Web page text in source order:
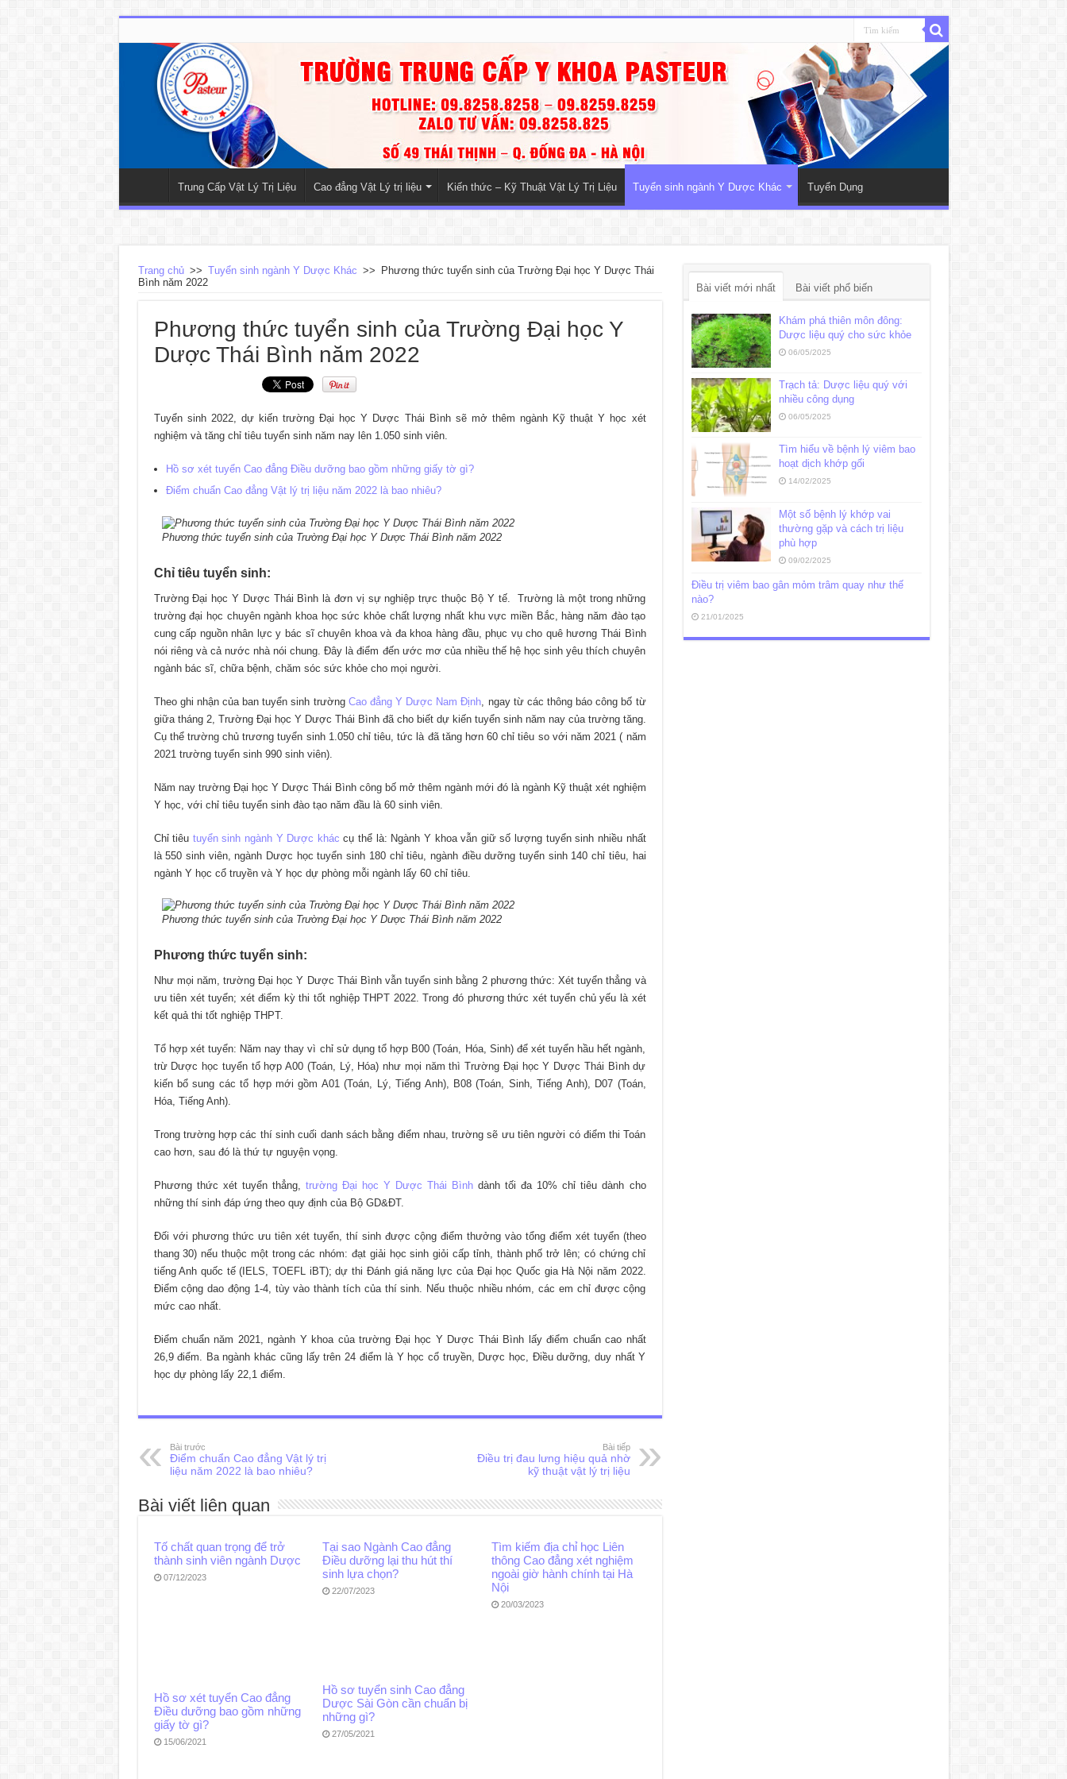
Trung Cấp Vật Lý Trị Liệu Cao đẳng Vật Lý trị liệu Kiến thức – Kỹ Thuật Vật Lý Trị Liệu Tuyển sinh ngành Y Dược Khác Tuyển Dụng
Trang chủ >> Tuyển sinh ngành Y Dược Khác >>
Phương thức tuyển sinh của Trường Đại học Y Dược Thái
Bình năm 2022
Phương thức tuyển sinh của Trường Đại học Y
Dược Thái Bình năm 2022
Tuyển sinh 2022, dự kiến trường Đại học Y Dược Thái Bình sẽ mở thêm ngành Kỹ thuật Y học xét
nghiệm và tăng chỉ tiêu tuyển sinh năm nay lên 1.050 sinh viên.
Hồ sơ xét tuyển Cao đẳng Điều dưỡng bao gồm những giấy tờ gì?
Điểm chuẩn Cao đẳng Vật lý trị liệu năm 2022 là bao nhiêu?
Phương thức tuyển sinh của Trường Đại học Y Dược Thái Bình năm 2022
Chỉ tiêu tuyển sinh:
Trường Đại học Y Dược Thái Bình là đơn vị sự nghiệp trực thuộc Bộ Y tế. Trường là một trong những
trường đại học chuyên ngành khoa học sức khỏe chất lượng nhất khu vực miền Bắc, hàng năm đào tạo
cung cấp nguồn nhân lực y bác sĩ chuyên khoa và đa khoa hàng đầu, phục vụ cho quê hương Thái Bình
nói riêng và cả nước nhà nói chung. Đây là điểm đến ước mơ của nhiều thế hệ học sinh yêu thích chuyên
ngành bác sĩ, chữa bệnh, chăm sóc sức khỏe cho mọi người.
Theo ghi nhận của ban tuyển sinh trường Cao đẳng Y Dược Nam Định , ngay từ các thông báo công bố từ
giữa tháng 2, Trường Đại học Y Dược Thái Bình đã cho biết dự kiến tuyển sinh năm nay của trường tăng.
Cụ thể trường chủ trương tuyển sinh 1.050 chỉ tiêu, tức là đã tăng hơn 60 chỉ tiêu so với năm 2021 ( năm
2021 trường tuyển sinh 990 sinh viên).
Năm nay trường Đại học Y Dược Thái Bình công bố mở thêm ngành mới đó là ngành Kỹ thuật xét nghiệm
Y học, với chỉ tiêu tuyển sinh đào tạo năm đầu là 60 sinh viên.
Chỉ tiêu tuyển sinh ngành Y Dược khác cụ thể là: Ngành Y khoa vẫn giữ số lượng tuyển sinh nhiều nhất
là 550 sinh viên, ngành Dược học tuyển sinh 180 chỉ tiêu, ngành điều dưỡng tuyển sinh 140 chỉ tiêu, hai
ngành Y học cổ truyền và Y học dự phòng mỗi ngành lấy 60 chỉ tiêu.
Phương thức tuyển sinh của Trường Đại học Y Dược Thái Bình năm 2022
Phương thức tuyển sinh:
Như mọi năm, trường Đại học Y Dược Thái Bình vẫn tuyển sinh bằng 2 phương thức: Xét tuyển thẳng và
ưu tiên xét tuyển; xét điểm kỳ thi tốt nghiệp THPT 2022. Trong đó phương thức xét tuyển chủ yếu là xét
kết quả thi tốt nghiệp THPT.
Tổ hợp xét tuyển: Năm nay thay vì chỉ sử dụng tổ hợp B00 (Toán, Hóa, Sinh) để xét tuyển hầu hết ngành,
trừ Dược học tuyển tổ hợp A00 (Toán, Lý, Hóa) như mọi năm thì Trường Đại học Y Dược Thái Bình dự
kiến bổ sung các tổ hợp mới gồm A01 (Toán, Lý, Tiếng Anh), B08 (Toán, Sinh, Tiếng Anh), D07 (Toán,
Hóa, Tiếng Anh).
Trong trường hợp các thí sinh cuối danh sách bằng điểm nhau, trường sẽ ưu tiên người có điểm thi Toán
cao hơn, sau đó là thứ tự nguyện vọng.
Phương thức xét tuyển thẳng, trường Đại học Y Dược Thái Bình dành tối đa 10% chỉ tiêu dành cho
những thí sinh đáp ứng theo quy định của Bộ GD&ĐT.
Đối với phương thức ưu tiên xét tuyển, thí sinh được cộng điểm thưởng vào tổng điểm xét tuyển (theo
thang 30) nếu thuộc một trong các nhóm: đạt giải học sinh giỏi cấp tỉnh, thành phố trở lên; có chứng chỉ
tiếng Anh quốc tế (IELS, TOEFL iBT); dự thi Đánh giá năng lực của Đại học Quốc gia Hà Nội năm 2022.
Điểm cộng dao động 1-4, tùy vào thành tích của thí sinh. Nếu thuộc nhiều nhóm, các em chỉ được cộng
mức cao nhất.
Điểm chuẩn năm 2021, ngành Y khoa của trường Đại học Y Dược Thái Bình lấy điểm chuẩn cao nhất
26,9 điểm. Ba ngành khác cũng lấy trên 24 điểm là Y học cổ truyền, Dược học, Điều dưỡng, duy nhất Y
học dự phòng lấy 22,1 điểm.
Bài trước
Điểm chuẩn Cao đẳng Vật lý trị
liệu năm 2022 là bao nhiêu?
Bài tiếp
Điều trị đau lưng hiệu quả nhờ
kỹ thuật vật lý trị liệu
Bài viết liên quan
Tố chất quan trọng để trở
thành sinh viên ngành Dược
07/12/2023
Tại sao Ngành Cao đẳng
Điều dưỡng lại thu hút thí
sinh lựa chọn?
22/07/2023
Tìm kiếm địa chỉ học Liên
thông Cao đẳng xét nghiệm
ngoài giờ hành chính tại Hà
Nội
20/03/2023
Hồ sơ xét tuyển Cao đẳng
Điều dưỡng bao gồm những
giấy tờ gì?
15/06/2021
Hồ sơ tuyển sinh Cao đẳng
Dược Sài Gòn cần chuẩn bị
những gì?
27/05/2021
Bài viết mới nhất Bài viết phổ biến
Khám phá thiên môn đông:
Dược liệu quý cho sức khỏe
06/05/2025
Trạch tả: Dược liệu quý với
nhiều công dụng
06/05/2025
Tìm hiểu về bệnh lý viêm bao
hoạt dịch khớp gối
14/02/2025
Một số bệnh lý khớp vai
thường gặp và cách trị liệu
phù hợp
09/02/2025
Điều trị viêm bao gân mỏm trâm quay như thế
nào?
21/01/2025